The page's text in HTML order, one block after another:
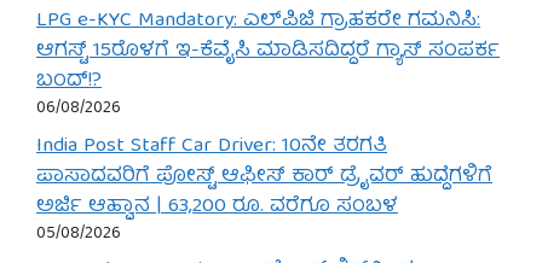
LPG e-KYC Mandatory: ಎಲ್‌ಪಿಜಿ ಗ್ರಾಹಕರೇ ಗಮನಿಸಿ:
ಆಗಸ್ಟ್ 15ರೊಳಗೆ ಇ-ಕೆವೈಸಿ ಮಾಡಿಸದಿದ್ದರೆ ಗ್ಯಾಸ್ ಸಂಪರ್ಕ
ಬಂದ್!?
06/08/2026
India Post Staff Car Driver: 10ನೇ ತರಗತಿ
ಪಾಸಾದವರಿಗೆ ಪೋಸ್ಟ್ ಆಫೀಸ್ ಕಾರ್ ಡ್ರೈವರ್ ಹುದ್ದೆಗಳಿಗೆ
ಅರ್ಜಿ ಆಹ್ವಾನ | 63,200 ರೂ. ವರೆಗೂ ಸಂಬಳ
05/08/2026